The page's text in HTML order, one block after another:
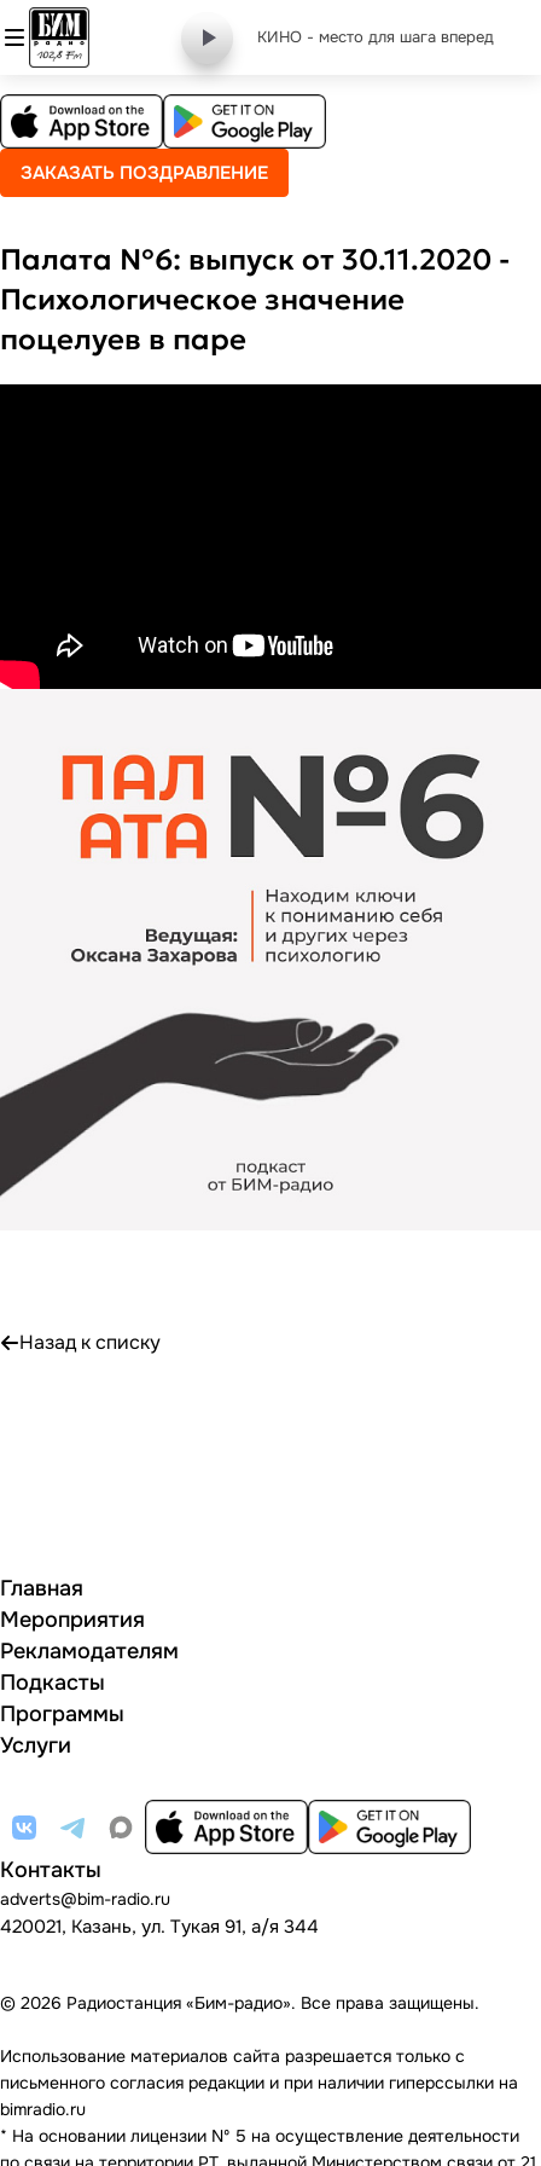
КИНО - место для шага вперед
ЗАКАЗАТЬ ПОЗДРАВЛЕНИЕ
Палата №6: выпуск от 30.11.2020 -
Психологическое значение
поцелуев в паре
Назад к списку
Главная
Мероприятия
Рекламодателям
Подкасты
Программы
Услуги
Контакты
adverts@bim-radio.ru
420021, Казань, ул. Тукая 91, а/я 344
© 2026 Радиостанция «Бим-радио». Все права защищены.
Использование материалов сайта разрешается только с
письменного согласия редакции и при наличии гиперссылки на
bimradio.ru
* На основании лицензии Nº 5 на осуществление деятельности